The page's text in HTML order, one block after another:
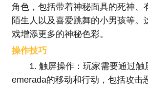
角色，包括带着神秘面具的死神、
陌生人以及喜爱跳舞的小男孩等。
戏增添更多的神秘色彩。
操作技巧
1. 触屏操作：玩家需要通过触
emerada的移动和行动，包括攻击